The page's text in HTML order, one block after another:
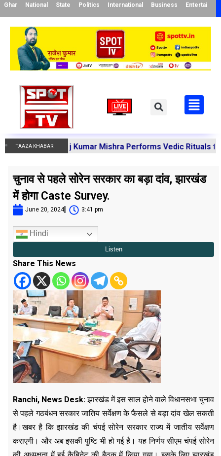
Ghar National State Politics International Business
TAAZA KHABAR
Manoj Kumar Mishra Performs Vedic Rituals for the
चुनाव से पहले सोरेन सरकार का बड़ा दांव, झारखंड
में होगा Caste Survey.
June 20, 2024 3:41 pm
Hindi
Share This News
Ranchi, News Desk:झारखंड में इस साल होने वाले विधानसभा चुनाव
से पहले गठबंधन सरकार जातिय सर्वेक्षण के फैसले से बड़ा दांव खेल सकती
है।खबर है कि झारखंड की चंपई सोरेन सरकार राज्य में जातीय सर्वेक्षण
कराएगी। और अब इसकी पुष्टि भी हो गई है। यह निर्णय सीएम चंपई सोरेन